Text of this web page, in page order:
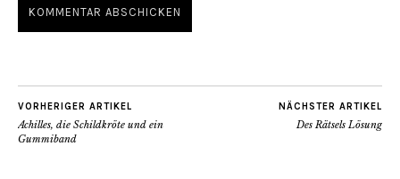
VORHERIGER ARTIKEL
Achilles, die Schildkröte und ein
Gummiband
NÄCHSTER ARTIKEL
Des Rätsels Lösung